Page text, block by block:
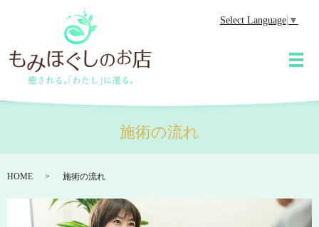
Select Language ▼
メ
施術の流れ
HOME 施術の流れ